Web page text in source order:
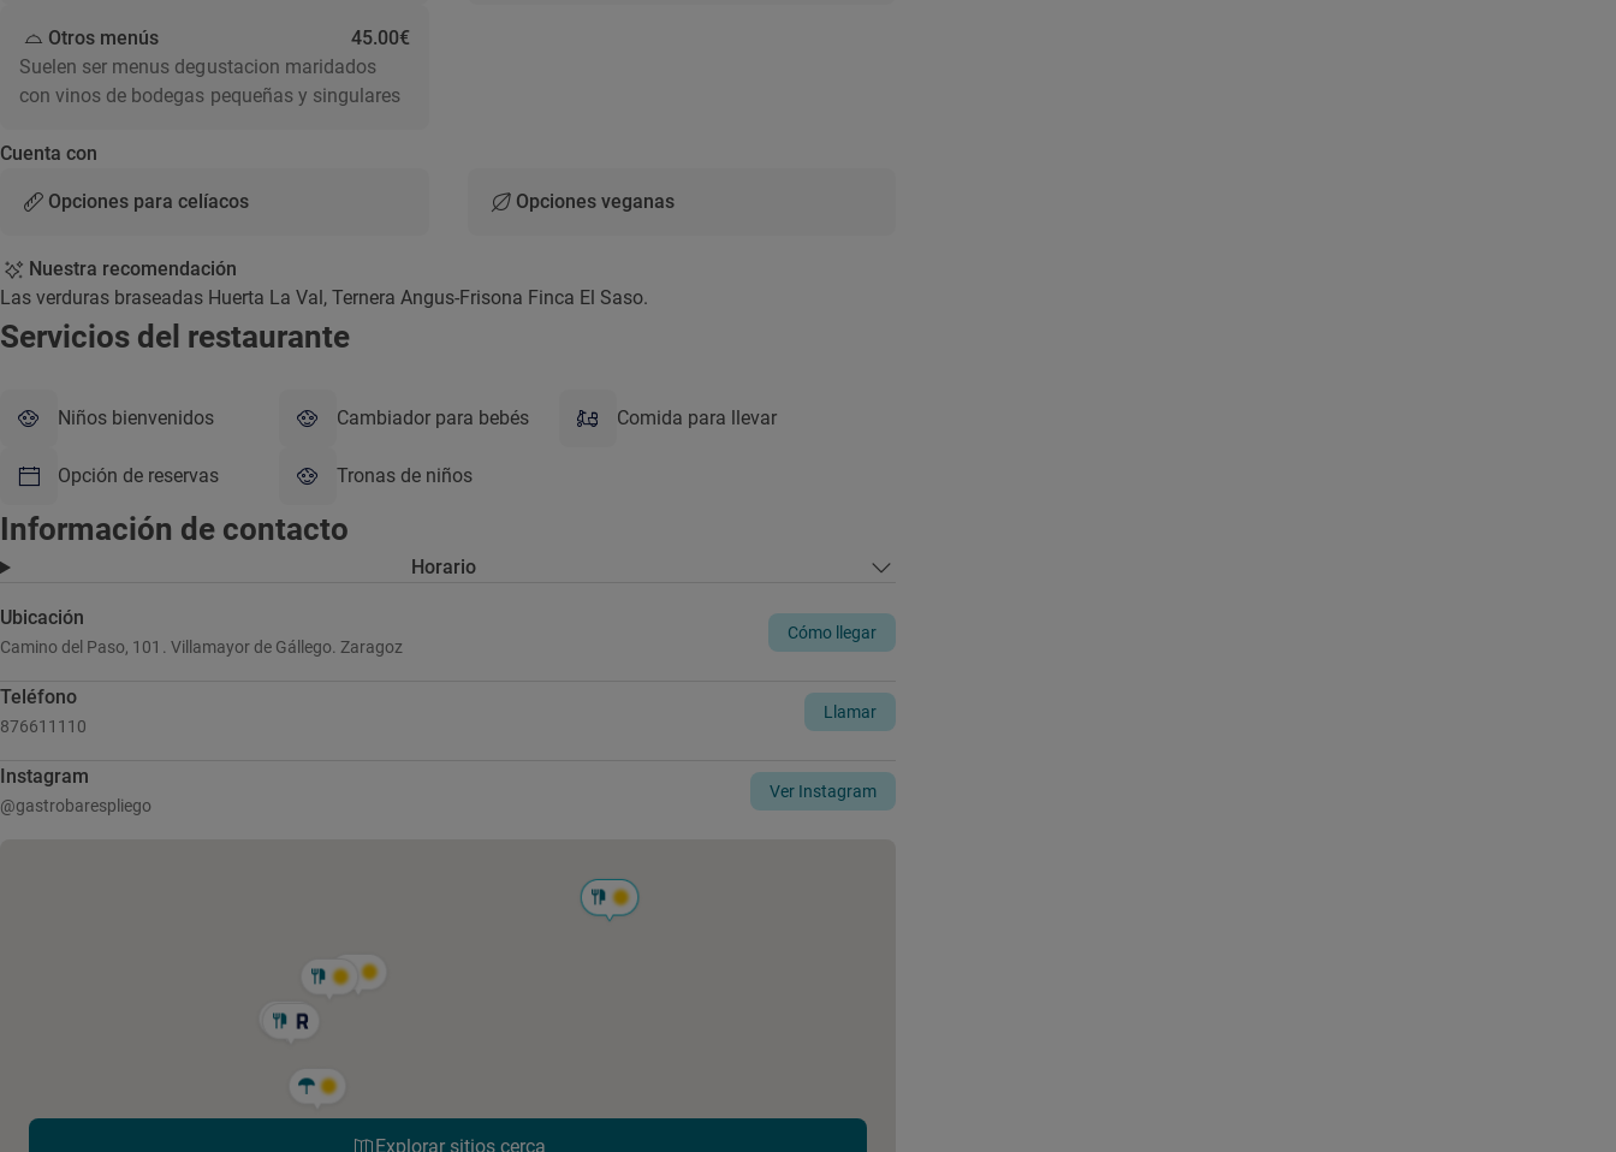
Otros menús
45.00€
Suelen ser menus degustacion maridados
con vinos de bodegas pequeñas y singulares
Cuenta con
Opciones para celíacos Opciones veganas
Nuestra recomendación
Las verduras braseadas Huerta La Val, Ternera Angus-Frisona Finca El Saso.
Servicios del restaurante
Niños bienvenidos Cambiador para bebés Comida para llevar
Opción de reservas Tronas de niños
Información de contacto
Horario
Ubicación
Camino del Paso, 101. Villamayor de Gállego. Zaragoz
Cómo llegar
Teléfono
876611110
Llamar
Instagram
@gastrobarespliego
Ver Instagram
Explorar sitios cerca